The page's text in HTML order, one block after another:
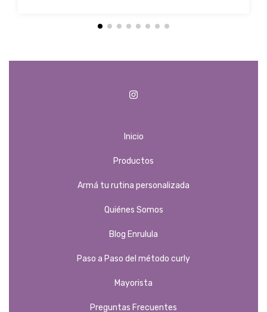
Inicio
Productos
Armá tu rutina personalizada
Quiénes Somos
Blog Enrulula
Paso a Paso del método curly
Mayorista
Preguntas Frecuentes